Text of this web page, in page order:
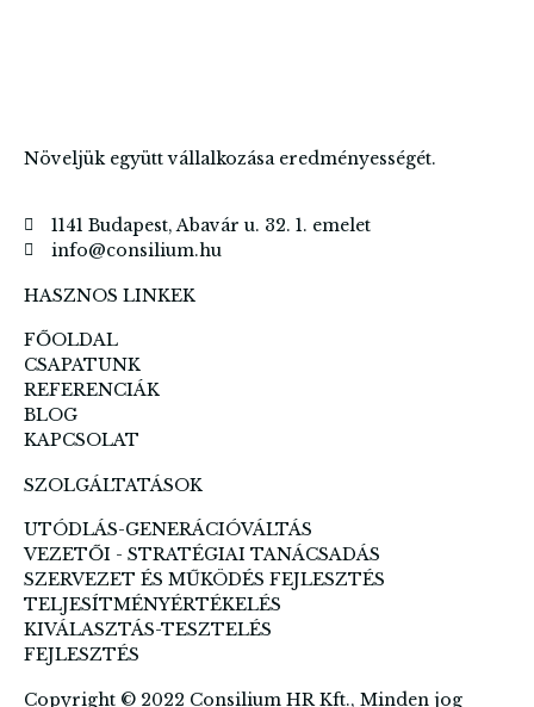
Növeljük együtt vállalkozása eredményességét.
1141 Budapest, Abavár u. 32. 1. emelet
info@consilium.hu
HASZNOS LINKEK
FŐOLDAL
CSAPATUNK
REFERENCIÁK
BLOG
KAPCSOLAT
SZOLGÁLTATÁSOK
UTÓDLÁS-GENERÁCIÓVÁLTÁS
VEZETŐI - STRATÉGIAI TANÁCSADÁS
SZERVEZET ÉS MŰKÖDÉS FEJLESZTÉS
TELJESÍTMÉNYÉRTÉKELÉS
KIVÁLASZTÁS-TESZTELÉS
FEJLESZTÉS
Copyright © 2022 Consilium HR Kft., Minden jog